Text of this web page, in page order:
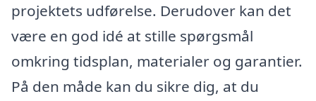
projektets udførelse. Derudover kan det
være en god idé at stille spørgsmål
omkring tidsplan, materialer og garantier.
På den måde kan du sikre dig, at du